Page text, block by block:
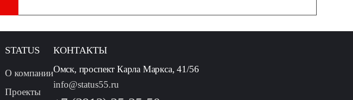
STATUS
О компании
Проекты
КОНТАКТЫ
Омск, проспект Карла Маркса, 41/56
info@status55.ru